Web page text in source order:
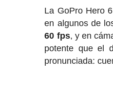
La GoPro Hero
en algunos de
60 fps, y en
potente que el
pronunciada: